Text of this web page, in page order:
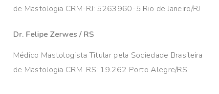
de Mastologia CRM-RJ: 5263960-5 Rio de Janeiro/RJ
Dr. Felipe Zerwes / RS
Médico Mastologista Titular pela Sociedade Brasileira
de Mastologia CRM-RS: 19.262 Porto Alegre/RS